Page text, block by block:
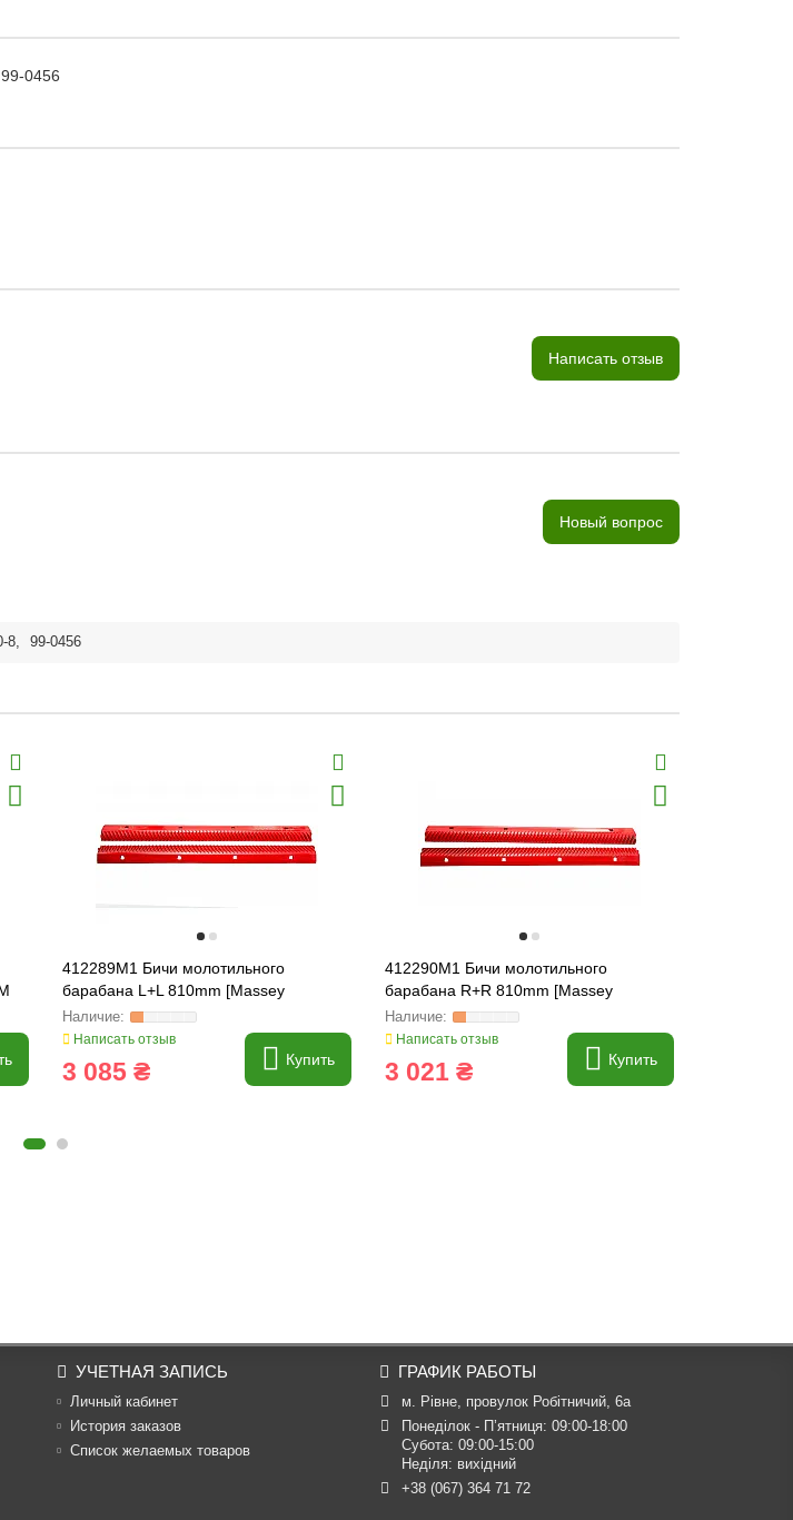
0456
Написать отзыв
Новый вопрос
8, 99-0456
412289M1 Бичи молотильного
барабана L+L 810mm [Massey
Ferguson]
Написать отзыв
3 085 ₴ Купить
412290M1 Бичи молотильного
барабана R+R 810mm [Massey
Ferguson]
Написать отзыв
3 021 ₴ Купить
УЧЕТНАЯ ЗАПИСЬ
Личный кабинет
История заказов
Список желаемых товаров
ГРАФИК РАБОТЫ
м. Рівне, провулок Робітничий, 6а
Понеділок - П’ятниця: 09:00-18:00
Субота: 09:00-15:00
Неділя: вихідний
+38 (067) 364 71 72